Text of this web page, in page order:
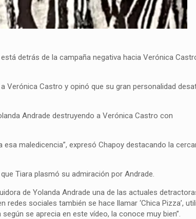
detrás de la campaña negativa hacia Verónica
Verónica Castro y opinó que su gran personalidad
Andrade destruyendo a Verónica Castro con
maledicencia”, expresó Chapoy destacando la
Tiara plasmó su admiración por Andrade.
de Yolanda Andrade una de las actuales
sociales también se hace llamar ‘Chica Pizza’,
se aprecia en este vídeo, la conoce muy bien”.